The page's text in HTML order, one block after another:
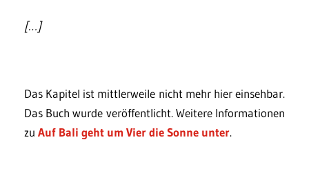
[…]
Das Kapitel ist mittlerweile nicht mehr hier einsehbar.
Das Buch wurde veröffentlicht. Weitere Informationen
zu Auf Bali geht um Vier die Sonne unter.